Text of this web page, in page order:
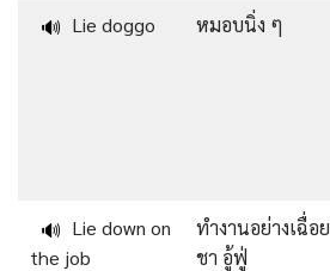
🔊 Lie doggo หมอบนิ่ง ๆ
🔊 Lie down on
the job
ทำงานอย่างเฉื่อย
ชา อู้ฟู่